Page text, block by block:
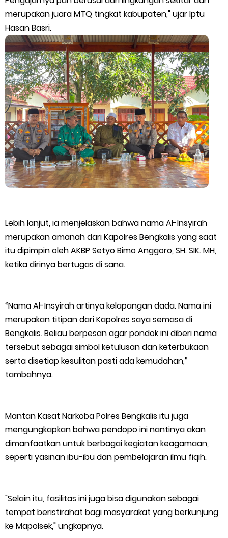
Apel Siaga Karhutla 2026 Digelar di Sabak Auh, Polsek dan
Forkopimcam Perkuat Kesiapsiagaan Cegah Kebakaran
Friday, 7 August
merupakan juara MTQ tingkat kabupaten," ujar Iptu
Hasan Basri.
Lebih lanjut, ia menjelaskan bahwa nama Al-Insyirah
merupakan amanah dari Kapolres Bengkalis yang saat
itu dipimpin oleh AKBP Setyo Bimo Anggoro, SH. SIK. MH,
ketika dirinya bertugas di sana.
“Nama Al-Insyirah artinya kelapangan dada. Nama ini
merupakan titipan dari Kapolres saya semasa di
Bengkalis. Beliau berpesan agar pondok ini diberi nama
tersebut sebagai simbol ketulusan dan keterbukaan
serta disetiap kesulitan pasti ada kemudahan,”
tambahnya.
Mantan Kasat Narkoba Polres Bengkalis itu juga
mengungkapkan bahwa pendopo ini nantinya akan
dimanfaatkan untuk berbagai kegiatan keagamaan,
seperti yasinan ibu-ibu dan pembelajaran ilmu fiqih.
"Selain itu, fasilitas ini juga bisa digunakan sebagai
tempat beristirahat bagi masyarakat yang berkunjung
ke Mapolsek," ungkapnya.